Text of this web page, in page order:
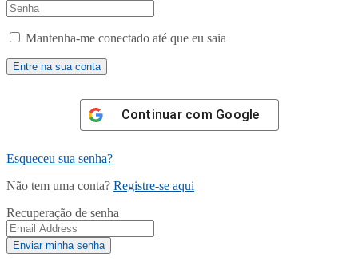
Mantenha-me conectado até que eu saia
Continuar com Google
Esqueceu sua senha?
Não tem uma conta? Registre-se aqui
Recuperação de senha